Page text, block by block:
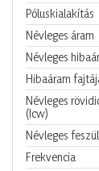
Póluskialakítás
Névleges áram
Névleges
Hibaáram
Névleges
(Icw)
Névleges
Frekvencia